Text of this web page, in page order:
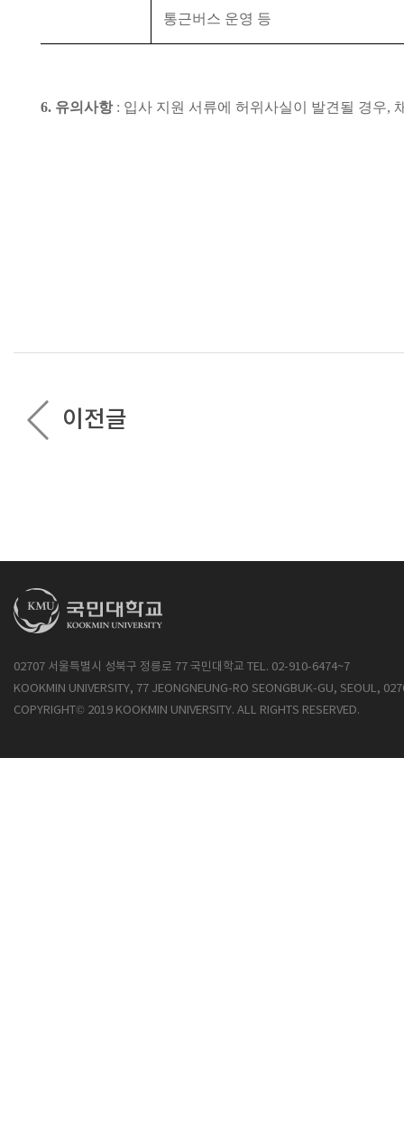
통근버스 운영 등
6. 유의사항: 입사 지원 서류에 허위사실이 발견될 경우,
이전글
02707 서울특별시 성북구 정릉로 77 국민대학교 TEL. 02-910-6474~7
KOOKMIN UNIVERSITY, 77 JEONGNEUNG-RO SEONGBUK-GU, SEOUL,
COPYRIGHT© 2019 KOOKMIN UNIVERSITY. ALL RIGHTS RESERVED.